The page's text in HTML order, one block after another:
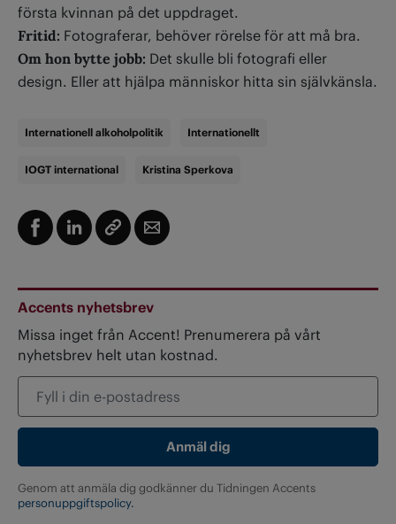
första kvinnan på det uppdraget.
Fritid: Fotograferar, behöver rörelse för att må bra.
Om hon bytte jobb: Det skulle bli fotografi eller
design. Eller att hjälpa människor hitta sin självkänsla.
Internationell alkoholpolitik Internationellt
IOGT international Kristina Sperkova
Accents nyhetsbrev
Missa inget från Accent! Prenumerera på vårt
nyhetsbrev helt utan kostnad.
Genom att anmäla dig godkänner du Tidningen Accents
personuppgiftspolicy.